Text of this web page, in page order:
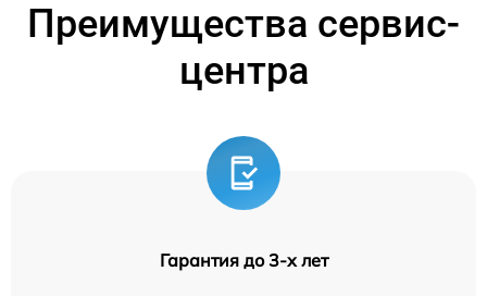
Преимущества сервис-
центра
Гарантия до 3-х лет